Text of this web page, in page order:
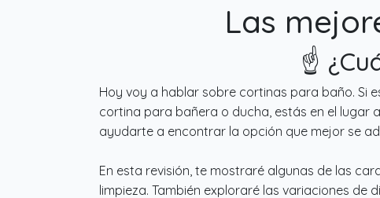
Las
☝️
Hoy voy a hablar sobre cortinas para baño. Si
cortina para bañera o ducha, estás en el lugar
ayudarte a encontrar la opción que mejor se
En esta revisión, te mostraré algunas de las
limpieza. También exploraré las variaciones